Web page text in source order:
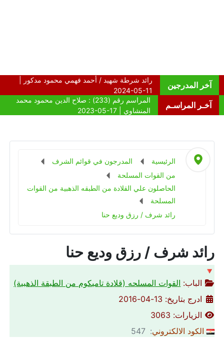
آخر المدرجين
آخـر المراسـم
الرئيسية
المدرجون في قوائم الشرف
من القوات المسلحة
الحاصلون علي القلادة من الطبقه الذهبية من القوات
المسلحة
رائد شرف / رزق وديع حنا
رائد شرف / رزق وديع حنا
🔻
الباب: القوات المسلحه (قلادة تاميكوم من الطبقة الذهبية)
ادرج بتاريخ: 13-04-2016
الزيارات: 3063
الكود الالكتروني: 547